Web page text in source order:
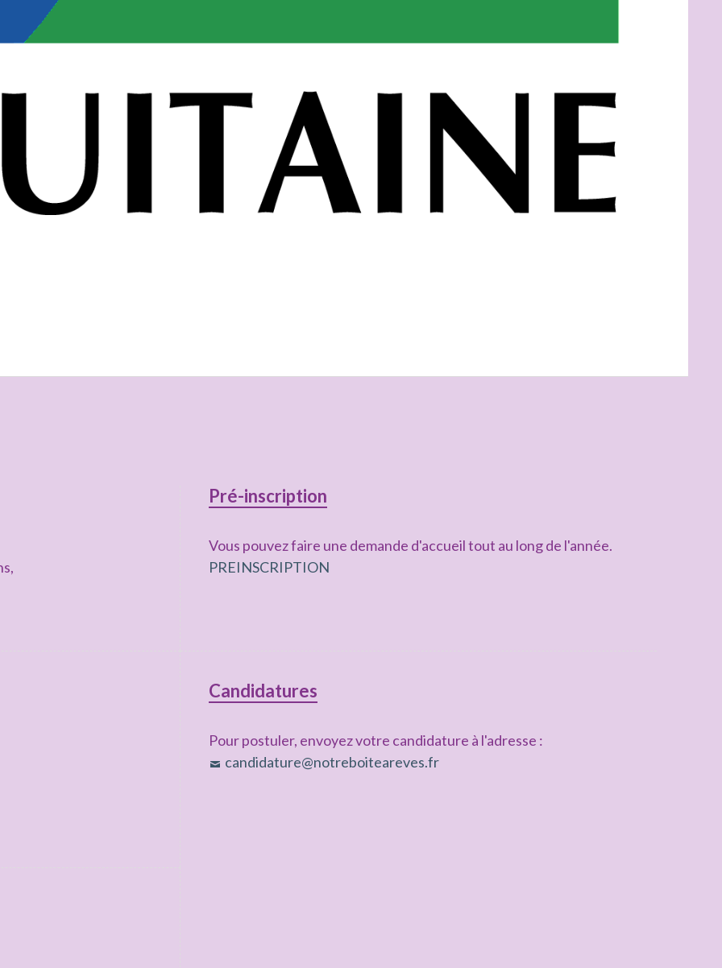
Pré-inscription
Vous pouvez faire une demande d'accueil tout au long de l'année.
PREINSCRIPTION
Candidatures
Pour postuler, envoyez votre candidature à l'adresse :
candidature@notreboiteareves.fr